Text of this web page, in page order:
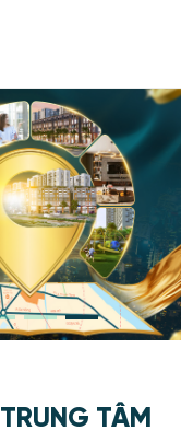
TÂM